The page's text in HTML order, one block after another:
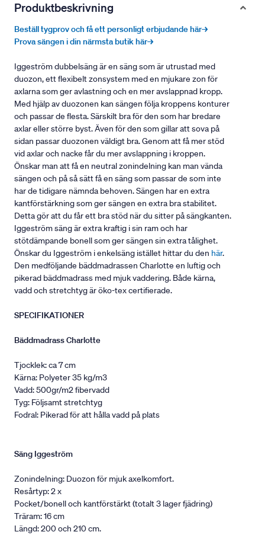
Produktbeskrivning
Beställ tygprov och få ett personligt erbjudande här→
Prova sängen i din närmsta butik här→
Iggeström dubbelsäng är en säng som är utrustad med
duozon, ett flexibelt zonsystem med en mjukare zon för
axlarna som ger avlastning och en mer avslappnad kropp.
Med hjälp av duozonen kan sängen följa kroppens konturer
och passar de flesta. Särskilt bra för den som har bredare
axlar eller större byst. Även för den som gillar att sova på
sidan passar duozonen väldigt bra. Genom att få mer stöd
vid axlar och nacke får du mer avslappning i kroppen.
Önskar man att få en neutral zonindelning kan man vända
sängen och på så sätt få en säng som passar de som inte
har de tidigare nämnda behoven. Sängen har en extra
kantförstärkning som ger sängen en extra bra stabilitet.
Detta gör att du får ett bra stöd när du sitter på sängkanten.
Iggeström säng är extra kraftig i sin ram och har
stötdämpande bonell som ger sängen sin extra tålighet.
Önskar du Iggeström i enkelsäng istället hittar du den här.
Den medföljande bäddmadrassen Charlotte en luftig och
pikerad bäddmadrass med mjuk vaddering. Både kärna,
vadd och stretchtyg är öko-tex certifierade.
SPECIFIKATIONER
Bäddmadrass Charlotte
Tjocklek: ca 7 cm
Kärna: Polyeter 35 kg/m3
Vadd: 500gr/m2 fibervadd
Tyg: Följsamt stretchtyg
Fodral: Pikerad för att hålla vadd på plats
Säng Iggeström
Zonindelning: Duozon för mjuk axelkomfort.
Resårtyp: 2 x
Pocket/bonell och kantförstärkt (totalt 3 lager fjädring)
Träram: 16 cm
Längd: 200 och 210 cm.